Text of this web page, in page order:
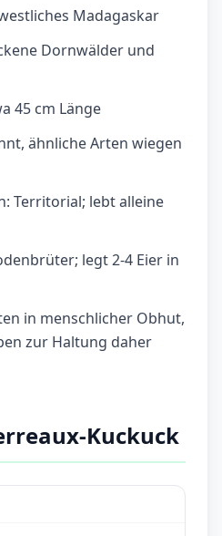
Madagaskar
Dornwälder und
45 cm Länge
ähnliche Arten wiegen
Territorial; lebt alleine
legt 2-4 Eier in
in menschlicher Obhut,
zur Haltung daher
Kuckuck